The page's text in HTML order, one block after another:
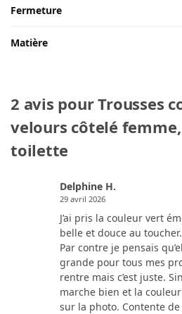
Fermeture
Matière
2 avis pourTrousses
velours côtelé
toilette
Delphine H.
29 avril 2026
J’ai pris la couleur vert
belle et douce au
Par contre je pensais
grande pour tous mes
rentre mais c’est juste.
marche bien et la
sur la photo. Contente